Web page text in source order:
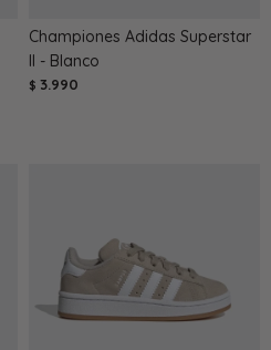
Championes Adidas Superstar
II - Blanco
$ 3.990